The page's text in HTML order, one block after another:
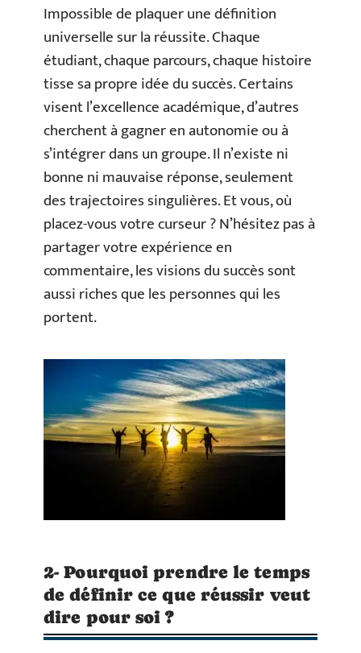
Impossible de plaquer une définition
universelle sur la réussite. Chaque
étudiant, chaque parcours, chaque histoire
tisse sa propre idée du succès. Certains
visent l’excellence académique, d’autres
cherchent à gagner en autonomie ou à
s’intégrer dans un groupe. Il n’existe ni
bonne ni mauvaise réponse, seulement
des trajectoires singulières. Et vous, où
placez-vous votre curseur ? N’hésitez pas à
partager votre expérience en
commentaire, les visions du succès sont
aussi riches que les personnes qui les
portent.
2- Pourquoi prendre le temps
de définir ce que réussir veut
dire pour soi ?